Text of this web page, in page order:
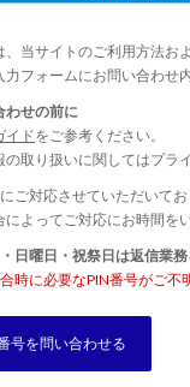
、当サイトのご利用方法お
力フォームにお問い合わせ
わせの前に
イドをご参考ください。
の取り扱いに関してはプラ
ご対応させていただいて
によってご対応にお時間を
日曜日・祝祭日は返信業
時に必要なPIN番号がご不
号を問い合わせる